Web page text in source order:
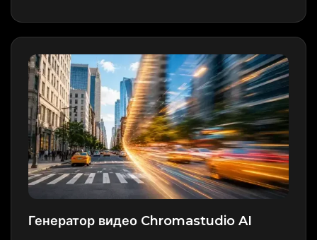
Генератор видео Chromastudio AI